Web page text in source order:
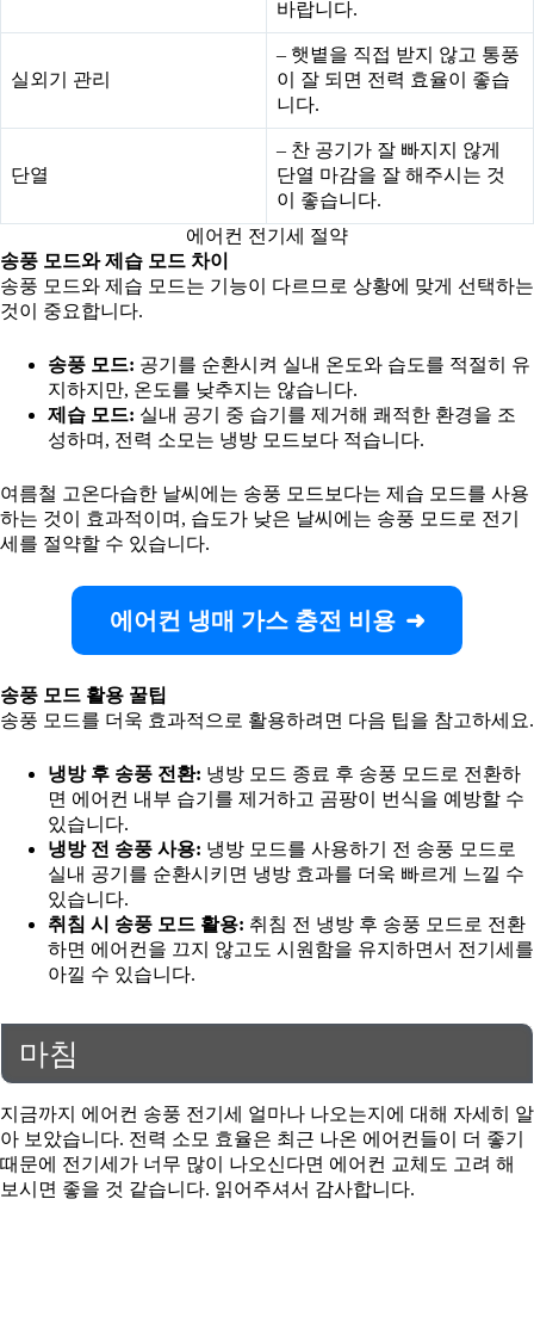
바랍니다.
실외기 관리
– 햇볕을 직접 받지 않고 통풍
이 잘 되면 전력 효율이 좋습
니다.
단열
– 찬 공기가 잘 빠지지 않게
단열 마감을 잘 해주시는 것
이 좋습니다.
에어컨 전기세 절약
송풍 모드와 제습 모드 차이
송풍 모드와 제습 모드는 기능이 다르므로 상황에 맞게 선택하는
것이 중요합니다.
송풍 모드: 공기를 순환시켜 실내 온도와 습도를 적절히 유
지하지만, 온도를 낮추지는 않습니다.
제습 모드: 실내 공기 중 습기를 제거해 쾌적한 환경을 조
성하며, 전력 소모는 냉방 모드보다 적습니다.
여름철 고온다습한 날씨에는 송풍 모드보다는 제습 모드를 사용
하는 것이 효과적이며, 습도가 낮은 날씨에는 송풍 모드로 전기
세를 절약할 수 있습니다.
에어컨 냉매 가스 충전 비용
송풍 모드 활용 꿀팁
송풍 모드를 더욱 효과적으로 활용하려면 다음 팁을 참고하세요.
냉방 후 송풍 전환: 냉방 모드 종료 후 송풍 모드로 전환하
면 에어컨 내부 습기를 제거하고 곰팡이 번식을 예방할 수
있습니다.
냉방 전 송풍 사용: 냉방 모드를 사용하기 전 송풍 모드로
실내 공기를 순환시키면 냉방 효과를 더욱 빠르게 느낄 수
있습니다.
취침 시 송풍 모드 활용: 취침 전 냉방 후 송풍 모드로 전환
하면 에어컨을 끄지 않고도 시원함을 유지하면서 전기세를
아낄 수 있습니다.
마침
지금까지 에어컨 송풍 전기세 얼마나 나오는지에 대해 자세히 알
아 보았습니다. 전력 소모 효율은 최근 나온 에어컨들이 더 좋기
때문에 전기세가 너무 많이 나오신다면 에어컨 교체도 고려 해
보시면 좋을 것 같습니다. 읽어주셔서 감사합니다.